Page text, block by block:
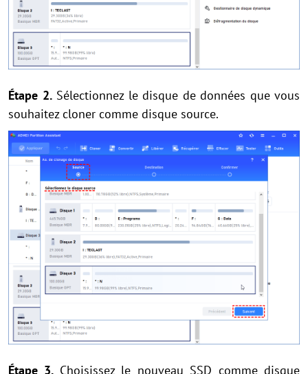
Étape 2.Sélectionnez le disque de données que vous
souhaitez cloner comme disque source.
Étape 3. Choisissez le nouveau SSD comme disque